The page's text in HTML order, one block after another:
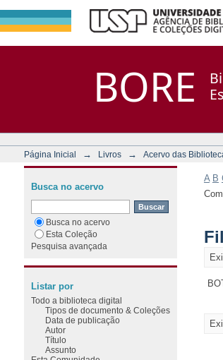
BORE
Página Inicial → Livros → Acervo das
A B
Busca no acervo
Busca no acervo
Esta Coleção
Pesquisa avançada
Listar por
Todo a biblioteca digital
Tipos de documento & Coleções
Data de publicação
Autor
Título
Assunto